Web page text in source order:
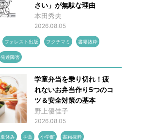
さい」が無駄な理由
本田秀夫
2026.08.05
フォレスト出版 フクチマミ 書籍抜粋
発達障害
学童弁当を乗り切れ！疲
れないお弁当作り5つのコ
ツ＆安全対策の基本
野上優佳子
2026.08.05
夏休み 学童 小学館 書籍抜粋